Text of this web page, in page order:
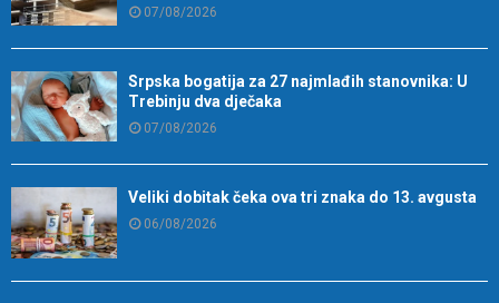
07/08/2026
Srpska bogatija za 27 najmlađih stanovnika: U
Trebinju dva dječaka
07/08/2026
Veliki dobitak čeka ova tri znaka do 13. avgusta
06/08/2026